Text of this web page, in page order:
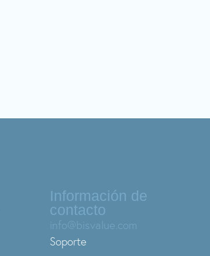
Información de
contacto
info@bisvalue.com
Soporte